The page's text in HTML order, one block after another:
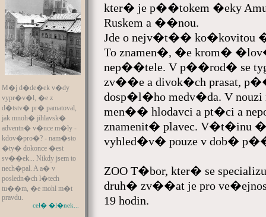
M�j d�de�ek v�dy
vypr�v�l, �e z
d�tstv� pr� pamatoval,
jak mnoh� jihlavsk�
adventn� v�nce m�ly -
kdov�pro�? - nam�sto
�ty� dokonce �est
sv��ek... Nikdy jsem to
nech�pal. A a� v
posledn�ch l�tech
tu��m, �e mohl m�t
pravdu.
cel� �l�nek...
kter� je p��tokem �eky
Ruskem a ��nou.
Jde o nejv�t�� ko�kovitou
To znamen�, �e krom�
nep��tele. V p��rod� se
zv��e a divok�ch prasat,
dosp�l�ho medv�da. V
men�� hlodavci a pt�ci a
znamenit� plavec. V�t�inu
vyhled�v� pouze v dob�
ZOO T�bor, kter� se
druh� zv��at je pro
19 hodin.